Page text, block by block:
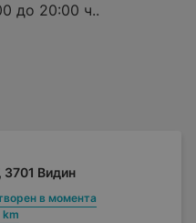
до 20:00 ч..
3701 Видин
в момента
km